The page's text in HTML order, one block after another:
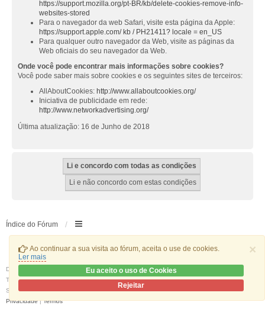
×
Ao continuar a sua visita ao fórum, aceita o use de cookies.
Ler mais
Eu aceito o uso de Cookies
Rejeitar
https://support.mozilla.org/pt-BR/kb/delete-cookies-remove-info-
websites-stored
Para o navegador da web Safari, visite esta página da Apple:
https://support.apple.com/ kb / PH21411? locale = en_US
Para qualquer outro navegador da Web, visite as páginas da
Web oficiais do seu navegador da Web.
Onde você pode encontrar mais informações sobre cookies?
Você pode saber mais sobre cookies e os seguintes sites de terceiros:
AllAboutCookies: http://www.allaboutcookies.org/
Iniciativa de publicidade em rede:
http://www.networkadvertising.org/
Última atualização: 16 de Junho de 2018
Índice do Fórum
Desenvolvido por
® Forum Software © phpBB Limited
Traduzido por:phpBB Portugal
Stylewe_universalcreated by INVENTEA & v12mike
Privacidade|Termos